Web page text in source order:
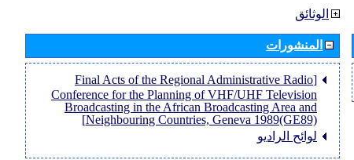
الوثائق
المنشورات
[Final Acts of the Regional Administrative Radio
Conference for the Planning of VHF/UHF Television
Broadcasting in the African Broadcasting Area and
Neighbouring Countries, Geneva 1989(GE89)]
لوائح الراديو